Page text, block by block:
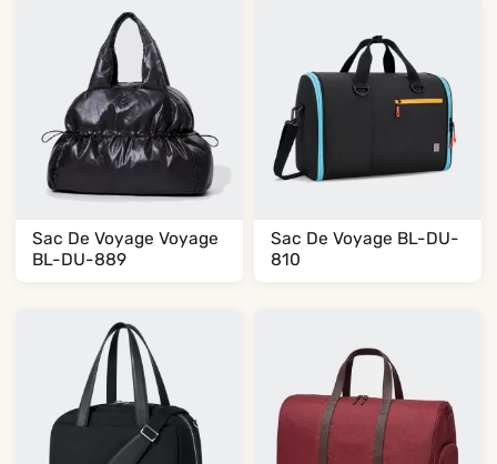
Sac De Voyage Voyage
BL-DU-889
Sac De Voyage BL-DU-
810